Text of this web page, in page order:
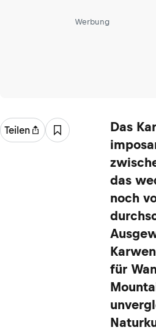
Werbung
Teilen
Das
das
noch
für